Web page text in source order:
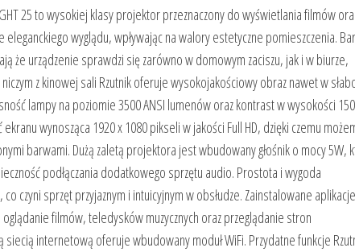
25 to wysokiej klasy projektor przeznaczony do wyświetlania filmów
wyglądu, wpływając na walory estetyczne pomieszczenia.
że urządzenie sprawdzi się zarówno w domowym zaciszu, jak i w biurze,
z kinowej sali Rzutnik oferuje wysokojakościowy obraz nawet w
lampy na poziomie 3500 ANSI lumenów oraz kontrast w wysokości
wynosząca 1920 x 1080 pikseli w jakości Full HD, dzięki czemu
barwami. Dużą zaletą projektora jest wbudowany głośnik o mocy 5W,
podłączania dodatkowego sprzętu audio. Prostota i wygoda
czyni sprzęt przyjaznym i intuicyjnym w obsłudze. Zainstalowane
filmów, teledysków muzycznych oraz przeglądanie stron
internetową oferuje wbudowany moduł WiFi. Przydatne funkcje